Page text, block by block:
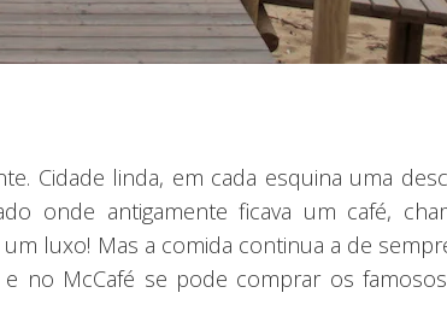
Cidade linda, em cada esquina uma
onde antigamente ficava um café,
luxo! Mas a comida continua a de
no McCafé se pode comprar os